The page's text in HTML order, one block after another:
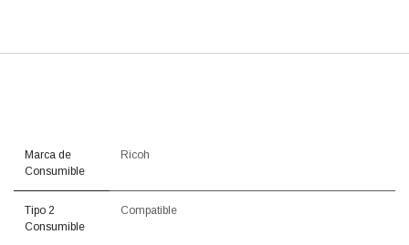
Marca de
Consumible
Ricoh
Tipo 2
Consumible
Compatible